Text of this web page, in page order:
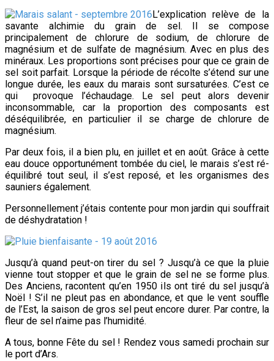
L’explication relève de la
savante alchimie du grain de sel. Il se compose
principalement de chlorure de sodium, de chlorure de
magnésium et de sulfate de magnésium. Avec en plus des
minéraux. Les proportions sont précises pour que ce grain de
sel soit parfait. Lorsque la période de récolte s’étend sur une
longue durée, les eaux du marais sont sursaturées. C’est ce
qui provoque l’échaudage. Le sel peut alors devenir
inconsommable, car la proportion des composants est
déséquilibrée, en particulier il se charge de chlorure de
magnésium.
Par deux fois, il a bien plu, en juillet et en août. Grâce à cette
eau douce opportunément tombée du ciel, le marais s’est ré-
équilibré tout seul, il s’est reposé, et les organismes des
sauniers également.
Personnellement j’étais contente pour mon jardin qui souffrait
de déshydratation !
Jusqu’à quand peut-on tirer du sel ? Jusqu’à ce que la pluie
vienne tout stopper et que le grain de sel ne se forme plus.
Des Anciens, racontent qu’en 1950 ils ont tiré du sel jusqu’à
Noël ! S’il ne pleut pas en abondance, et que le vent souffle
de l’Est, la saison de gros sel peut encore durer. Par contre, la
fleur de sel n’aime pas l’humidité.
A tous, bonne Fête du sel ! Rendez vous samedi prochain sur
le port d’Ars.